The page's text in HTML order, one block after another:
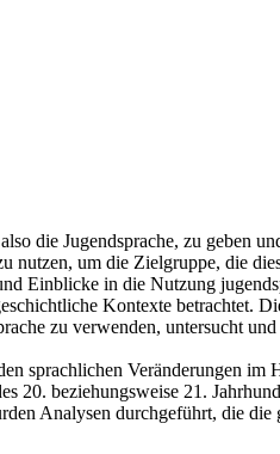
die Jugendsprache, zu
nutzen, um die Zielgruppe, die
Einblicke in die Nutzung
Kontexte betrachtet.
zu verwenden, untersucht
sprachlichen Veränderungen
20. beziehungsweise 21.
Analysen durchgeführt, die